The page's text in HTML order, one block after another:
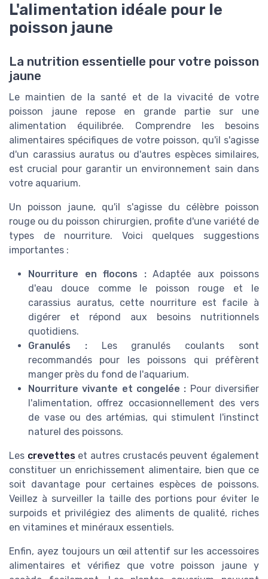
L'alimentation idéale pour le
poisson jaune
La nutrition essentielle pour votre poisson
jaune
Le maintien de la santé et de la vivacité de votre
poisson jaune repose en grande partie sur une
alimentation équilibrée. Comprendre les besoins
alimentaires spécifiques de votre poisson, qu'il s'agisse
d'un carassius auratus ou d'autres espèces similaires,
est crucial pour garantir un environnement sain dans
votre aquarium.
Un poisson jaune, qu'il s'agisse du célèbre poisson
rouge ou du poisson chirurgien, profite d'une variété de
types de nourriture. Voici quelques suggestions
importantes :
Nourriture en flocons :Adaptée aux poissons
d'eau douce comme le poisson rouge et le
carassius auratus, cette nourriture est facile à
digérer et répond aux besoins nutritionnels
quotidiens.
Granulés :Les granulés coulants sont
recommandés pour les poissons qui préfèrent
manger près du fond de l'aquarium.
Nourriture vivante et congelée : Pour diversifier
l'alimentation, offrez occasionnellement des vers
de vase ou des artémias, qui stimulent l'instinct
naturel des poissons.
Les crevetteset autres crustacés peuvent également
constituer un enrichissement alimentaire, bien que ce
soit davantage pour certaines espèces de poissons.
Veillez à surveiller la taille des portions pour éviter le
surpoids et privilégiez des aliments de qualité, riches
en vitamines et minéraux essentiels.
Enfin, ayez toujours un œil attentif sur les accessoires
alimentaires et vérifiez que votre poisson jaune y